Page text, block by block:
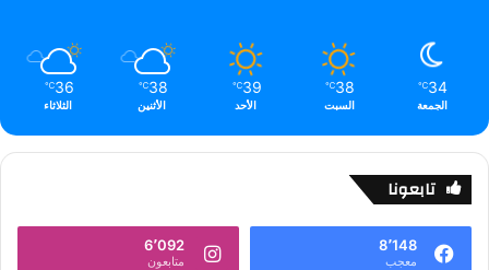
34
℃
الجمعة
38
℃
السبت
39
℃
الأحد
38
℃
الأثنين
36
℃
الثلاثاء
تابعونا
8٬148
معجب
6٬092
متابعون